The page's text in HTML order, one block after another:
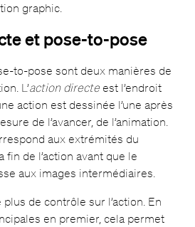
graphic.
et pose-to-pose
to-pose sont deux manières de
L’action directeest l’endroit
action est dessinée l’une après
de l’avancer, de l’animation.
aux extrémités du
fin de l’action avant que le
aux images intermédiaires.
de contrôle sur l’action. En
en premier, cela permet